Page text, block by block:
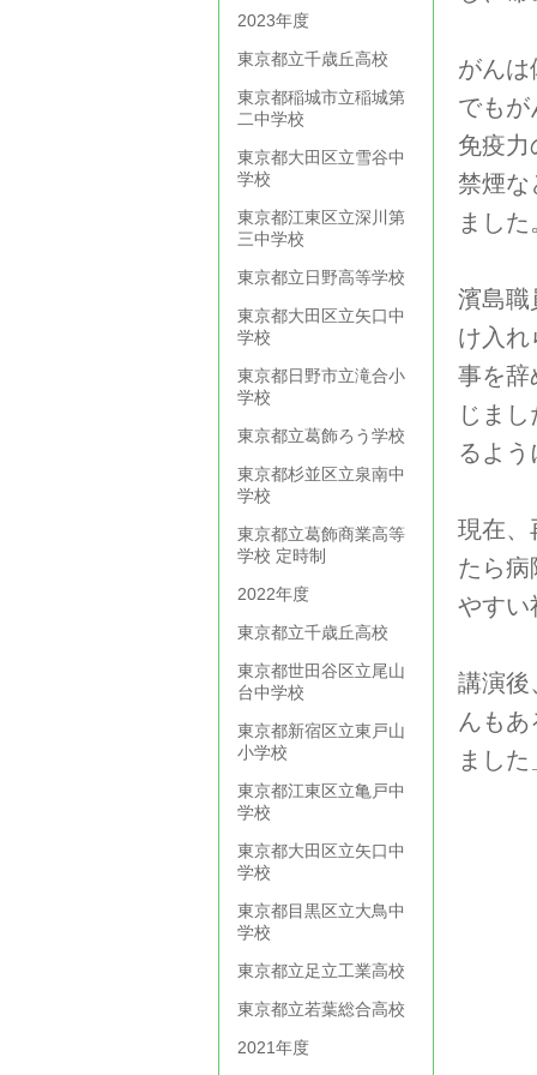
2023年度
東京都立千歳丘高校
東京都稲城市立稲城第
二中学校
東京都大田区立雪谷中
学校
東京都江東区立深川第
三中学校
東京都立日野高等学校
東京都大田区立矢口中
学校
東京都日野市立滝合小
学校
東京都立葛飾ろう学校
東京都杉並区立泉南中
学校
東京都立葛飾商業高等
学校 定時制
2022年度
東京都立千歳丘高校
東京都世田谷区立尾山
台中学校
東京都新宿区立東戸山
小学校
東京都江東区立亀戸中
学校
東京都大田区立矢口中
学校
東京都目黒区立大鳥中
学校
東京都立足立工業高校
東京都立若葉総合高校
2021年度
がんは
でもが
免疫力
禁煙な
ました
濱島職
け入れ
事を辞
じま
るよ
現在、
たら病
やすい
講演後
んも
まし